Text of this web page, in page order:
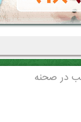
در صحنه